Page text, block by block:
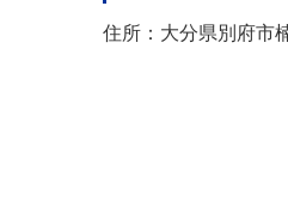
住所：大分県別府市